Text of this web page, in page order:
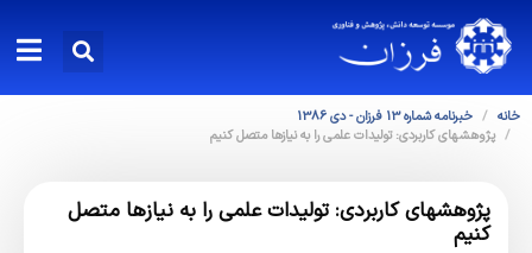
خانه
خبرنامه شماره 13 فرزان - دی 1386
پژوهشهای کاربردی: تولیدات علمی را به نیازها متصل کنیم
پژوهشهای کاربردی: تولیدات علمی را به نیازها متصل
کنیم